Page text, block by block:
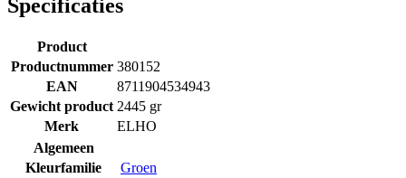
Specificaties
Product
Productnummer 380152
EAN
8711904534943
Gewicht product 2445 gr
Merk
ELHO
Algemeen
Kleurfamilie
Groen